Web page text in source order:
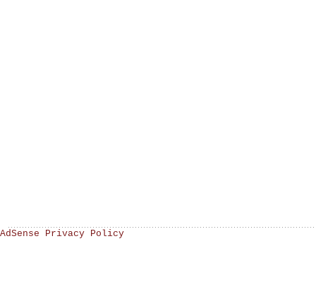
AdSense Privacy Policy